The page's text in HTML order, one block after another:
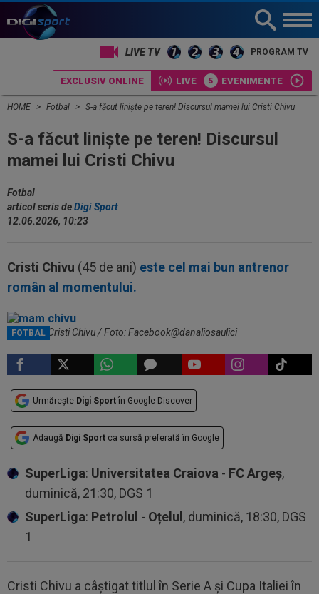
LIVE TV PROGRAM TV
EXCLUSIV ONLINE LIVE EVENIMENTE
HOME Fotbal S-a făcut liniște pe teren! Discursul mamei lui Cristi Chivu
S-a făcut liniște pe teren! Discursul
mamei lui Cristi Chivu
Fotbal
articol scris deDigi Sport
12.06.2026, 10:23
Cristi Chivu (45 de ani) este cel mai bun antrenor
român al momentului.
FOTBAL
Mama lui Cristi Chivu / Foto: Facebook@danaliosaulici
Urmărește Digi Sport în Google Discover
Adaugă Digi Sport ca sursă preferată în Google
SuperLiga: Universitatea Craiova - FC Argeș,
duminică, 21:30, DGS 1
SuperLiga: Petrolul - Oțelul , duminică, 18:30, DGS
1
Cristi Chivu a câștigat titlul în Serie A și Cupa Italiei în